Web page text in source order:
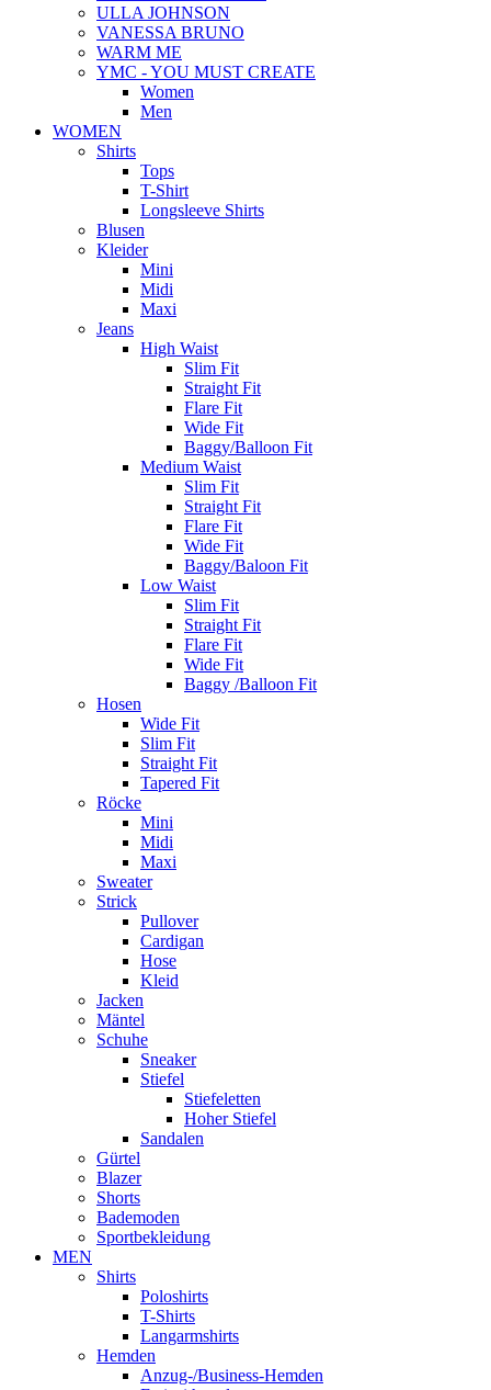
ULLA JOHNSON
VANESSA BRUNO
WARM ME
YMC - YOU MUST CREATE
Women
Men
WOMEN
Shirts
Tops
T-Shirt
Longsleeve Shirts
Blusen
Kleider
Mini
Midi
Maxi
Jeans
High Waist
Slim Fit
Straight Fit
Flare Fit
Wide Fit
Baggy/Balloon Fit
Medium Waist
Slim Fit
Straight Fit
Flare Fit
Wide Fit
Baggy/Baloon Fit
Low Waist
Slim Fit
Straight Fit
Flare Fit
Wide Fit
Baggy /Balloon Fit
Hosen
Wide Fit
Slim Fit
Straight Fit
Tapered Fit
Röcke
Mini
Midi
Maxi
Sweater
Strick
Pullover
Cardigan
Hose
Kleid
Jacken
Mäntel
Schuhe
Sneaker
Stiefel
Stiefeletten
Hoher Stiefel
Sandalen
Gürtel
Blazer
Shorts
Bademoden
Sportbekleidung
MEN
Shirts
Poloshirts
T-Shirts
Langarmshirts
Hemden
Anzug-/Business-Hemden